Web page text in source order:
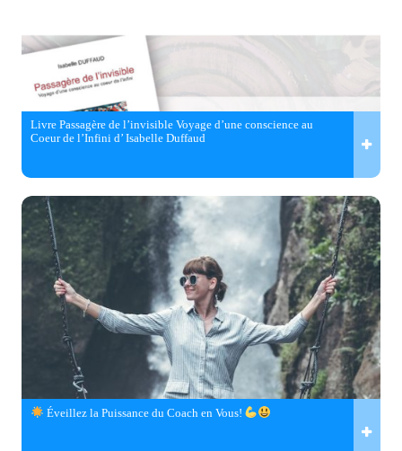
Livre Passagère de l’invisible Voyage d’une conscience au
Coeur de l’Infini d’ Isabelle Duffaud
Éveillez la Puissance du Coach en Vous!